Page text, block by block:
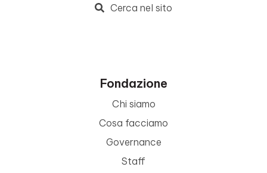
Cerca nel sito
Fondazione
Chi siamo
Cosa facciamo
Governance
Staff